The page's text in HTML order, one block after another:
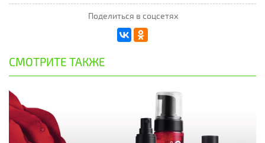
Поделиться в соцсетях
СМОТРИТЕ ТАКЖЕ